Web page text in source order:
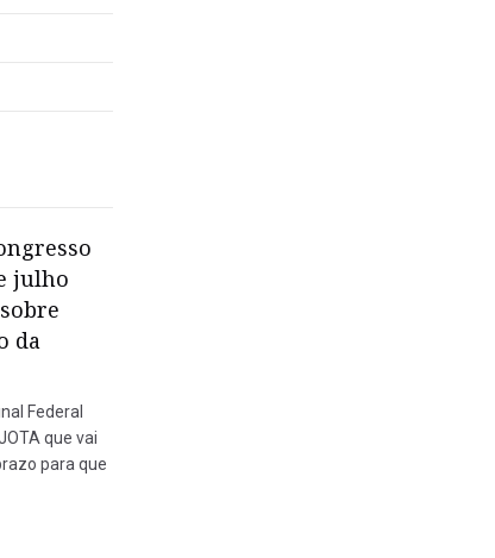
julho
da
Federal
que vai
para que